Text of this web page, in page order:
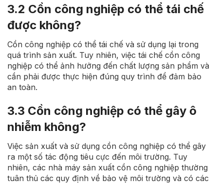
3.2 Cồn công nghiệp có thể tái chế
được không?
Cồn công nghiệp có thể tái chế và sử dụng lại trong
quá trình sản xuất. Tuy nhiên, việc tái chế cồn công
nghiệp có thể ảnh hưởng đến chất lượng sản phẩm và
cần phải được thực hiện đúng quy trình để đảm bảo
an toàn.
3.3 Cồn công nghiệp có thể gây ô
nhiễm không?
Việc sản xuất và sử dụng cồn công nghiệp có thể gây
ra một số tác động tiêu cực đến môi trường. Tuy
nhiên, các nhà máy sản xuất cồn công nghiệp thường
tuân thủ các quy định về bảo vệ môi trường và có các